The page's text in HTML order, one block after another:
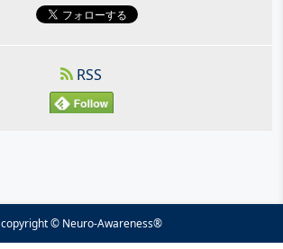
RSS
copyright © Neuro-Awareness®